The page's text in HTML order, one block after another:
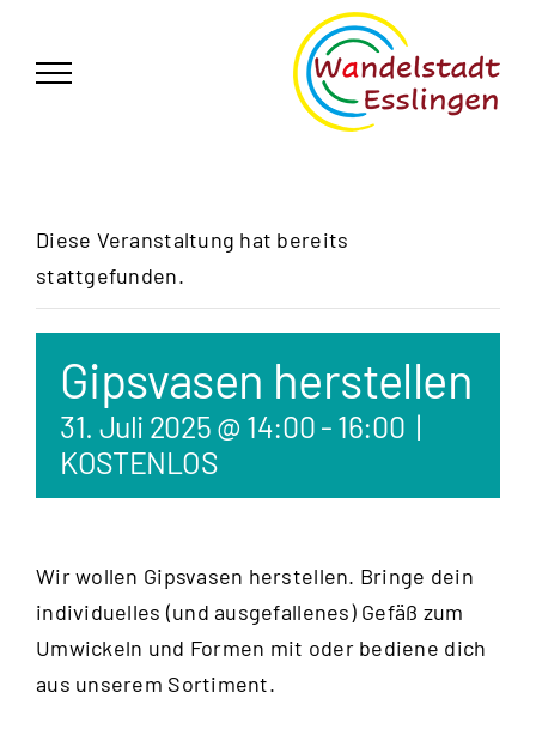
springen
Diese Veranstaltung hat bereits
stattgefunden.
Gipsvasen herstellen
31. Juli 2025 @ 14:00 - 16:00 |
KOSTENLOS
Wir wollen Gipsvasen herstellen. Bringe dein
individuelles (und ausgefallenes) Gefäß zum
Umwickeln und Formen mit oder bediene dich
aus unserem Sortiment.